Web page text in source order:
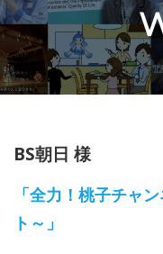
BS朝日 様
「全力！桃子チャ
ト～」